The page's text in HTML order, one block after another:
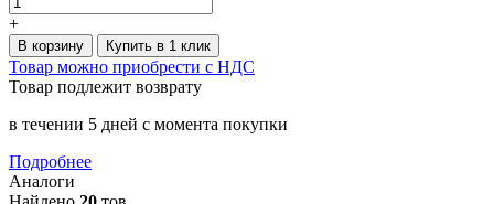
+
В корзину Купить в 1 клик
Товар можно приобрести с НДС
Товар подлежит возврату
в течении 5 дней с момента покупки
Подробнее
Аналоги